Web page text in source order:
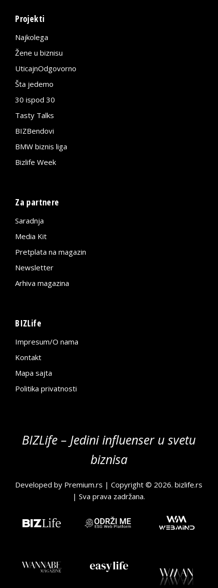
Projekti
Najkolega
Žene u biznisu
UticajnOdgovorno
Šta jedemo
30 ispod 30
Tasty Talks
BIZBendovi
BMW biznis liga
Bizlife Week
Za partnere
Saradnja
Media Kit
Pretplata na magazin
Newsletter
Arhiva magazina
BIZLife
Impresum/O nama
Kontakt
Mapa sajta
Politika privatnosti
BIZLife – Jedini influenser u svetu
biznisa
Developed by Premium.rs | Copyright © 2026.bizlife.rs
| Sva prava zadržana.